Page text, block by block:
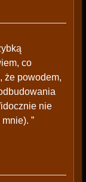
co
że powodem,
nie
”